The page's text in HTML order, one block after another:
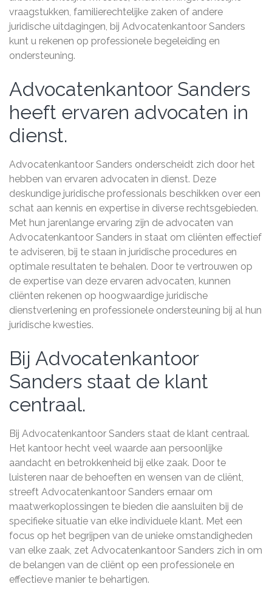
vraagstukken, familierechtelijke zaken of andere
juridische uitdagingen, bij Advocatenkantoor Sanders
kunt u rekenen op professionele begeleiding en
ondersteuning.
Advocatenkantoor Sanders
heeft ervaren advocaten in
dienst.
Advocatenkantoor Sanders onderscheidt zich door het
hebben van ervaren advocaten in dienst. Deze
deskundige juridische professionals beschikken over een
schat aan kennis en expertise in diverse rechtsgebieden.
Met hun jarenlange ervaring zijn de advocaten van
Advocatenkantoor Sanders in staat om cliënten effectief
te adviseren, bij te staan in juridische procedures en
optimale resultaten te behalen. Door te vertrouwen op
de expertise van deze ervaren advocaten, kunnen
cliënten rekenen op hoogwaardige juridische
dienstverlening en professionele ondersteuning bij al hun
juridische kwesties.
Bij Advocatenkantoor
Sanders staat de klant
centraal.
Bij Advocatenkantoor Sanders staat de klant centraal.
Het kantoor hecht veel waarde aan persoonlijke
aandacht en betrokkenheid bij elke zaak. Door te
luisteren naar de behoeften en wensen van de cliënt,
streeft Advocatenkantoor Sanders ernaar om
maatwerkoplossingen te bieden die aansluiten bij de
specifieke situatie van elke individuele klant. Met een
focus op het begrijpen van de unieke omstandigheden
van elke zaak, zet Advocatenkantoor Sanders zich in om
de belangen van de cliënt op een professionele en
effectieve manier te behartigen.